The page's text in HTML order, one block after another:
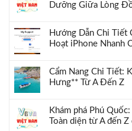
Dưỡng Giữa Lòng
Hướng Dẫn Chi Tiết
Hoạt iPhone Nhanh
Cẩm Nang Chi Tiết:
Hưng** Từ A Đến Z
Khám phá Phú
Toàn diện từ A đến